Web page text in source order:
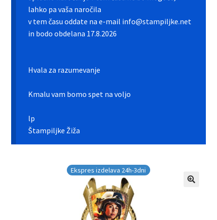
Galerija športnih vstavkov
Moj profil
lahko pa vaša naročila
v tem času oddate na e-mail info@stampiljke.net
in bodo obdelana 17.8.2026
Hvala za razumevanje
Kmalu vam bomo spet na voljo
lp
Štampiljke Žiža
Ekspres izdelava 24h-3dni